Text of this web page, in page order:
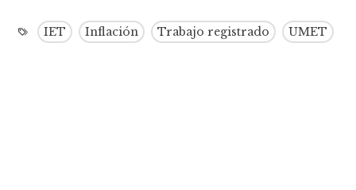
IET Inflación Trabajo registrado UMET